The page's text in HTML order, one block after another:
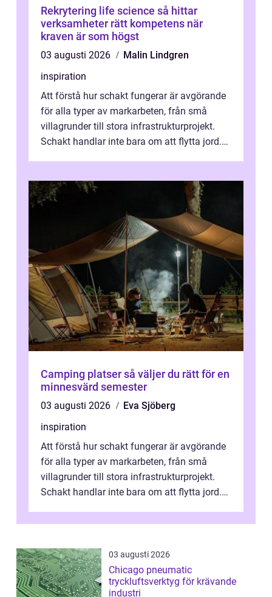
Rekrytering life science så hittar
verksamheter rätt kompetens när
kraven är som högst
03 augusti 2026
Malin Lindgren
inspiration
Att förstå hur schakt fungerar är avgörande
för alla typer av markarbeten, från små
villagrunder till stora infrastrukturprojekt.
Schakt handlar inte bara om att flytta jord.
Camping platser så väljer du rätt för en
minnesvärd semester
03 augusti 2026
Eva Sjöberg
inspiration
Att förstå hur schakt fungerar är avgörande
för alla typer av markarbeten, från små
villagrunder till stora infrastrukturprojekt.
Schakt handlar inte bara om att flytta jord.
03 augusti 2026
Chicago pneumatic
tryckluftsverktyg för krävande
industri